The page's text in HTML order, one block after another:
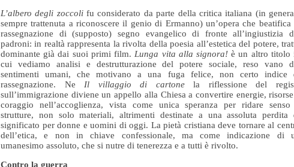
L’albero degli zoccolifu considerato da parte della critica italiana (in
sempre trattenuta a riconoscere il genio di Ermanno) un’opera che beatifica
rassegnazione di (supposto) segno evangelico di fronte all’ingiustizia
padroni: in realtà rappresenta la rivolta della poesia all’estetica del potere,
dominante già dai suoi primi film.Lunga vita alla signora!è un altro titolo
cui vediamo analisi e destrutturazione del potere sociale, reso vano
sentimenti umani, che motivano a una fuga felice, non certo indice
rassegnazione. NeIl villaggio di cartonela riflessione del
sull’immigrazione diviene un appello alla Chiesa a convertire energie,
coraggio nell’accoglienza, vista come unica speranza per ridare
strutture, non solo materiali, altrimenti destinate a una assoluta perdita
significato per donne e uomini di oggi. La pietà cristiana deve tornare al
dell’etica, e non in chiave confessionale, ma come indicazione di
umanesimo assoluto, che si nutre di tenerezza e a tutti è rivolto.
Contro la guerra